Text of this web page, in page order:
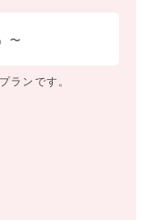
〜
ランです。